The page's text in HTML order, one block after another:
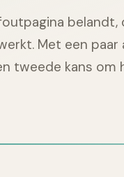
belandt,
Met een paar
tweede kans om